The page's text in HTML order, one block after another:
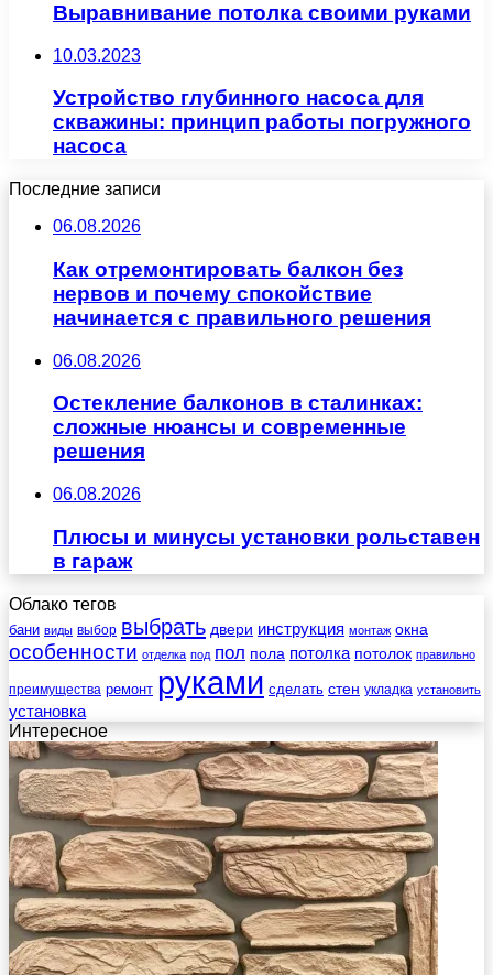
Выравнивание потолка своими руками
10.03.2023
Устройство глубинного насоса для
скважины: принцип работы погружного
насоса
Последние записи
06.08.2026
Как отремонтировать балкон без
нервов и почему спокойствие
начинается с правильного решения
06.08.2026
Остекление балконов в сталинках:
сложные нюансы и современные
решения
06.08.2026
Плюсы и минусы установки рольставен
в гараж
Облако тегов
бани виды выбор выбрать двери инструкция монтаж окна
особенности отделка под пол пола потолка потолок правильно
преимущества ремонт руками сделать стен укладка установить
установка
Интересное